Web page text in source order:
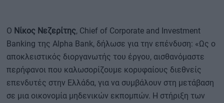
Ο Νίκος Νεζερίτης, Chief of Corporate and Investment
Banking της Alpha Bank, δήλωσε για την επένδυση: «Ως ο
αποκλειστικός διοργανωτής του έργου, αισθανόμαστε
περήφανοι που καλωσορίζουμε κορυφαίους διεθνείς
επενδυτές στην Ελλάδα, για να συμβάλουν στη μετάβαση
σε μια οικονομία μηδενικών εκπομπών. Η στήριξη των